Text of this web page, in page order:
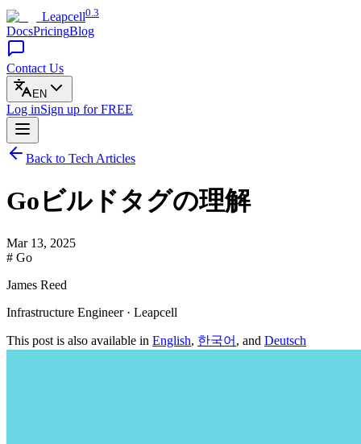
Leapcell0.3
DocsPricingBlog
Contact Us
EN
Log inSign up for FREE
Back to Tech Articles
Goビルドタグの理解
Mar 13, 2025
# Go
James Reed
Infrastructure Engineer · Leapcell
This post is also available in English, 한국어 , and Deutsch